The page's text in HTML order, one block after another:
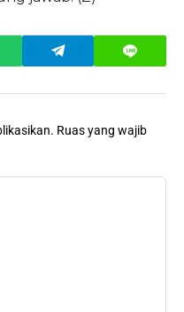
Ruas yang wajib